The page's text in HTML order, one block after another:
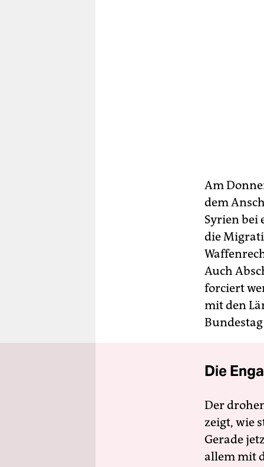
Am
dem
Syrien bei
die
Auch
forciert
mit den
Die
Der
zeigt, wie
Gerade
allem mit